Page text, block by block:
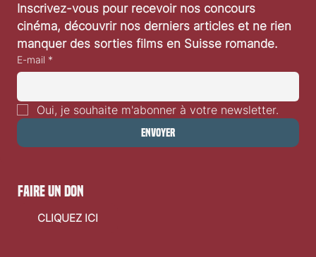
Festival de Locarno 2026: Dances With Wolves
Inscrivez-vous pour recevoir nos concours
cinéma, découvrir nos derniers articles et ne rien
manquer des sorties films en Suisse romande.
E-mail *
Oui, je souhaite m'abonner à votre newsletter.
Envoyer
faire un don
CLIQUEZ ICI